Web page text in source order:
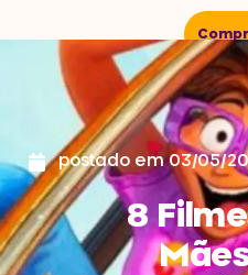
postado em 03/05/
8